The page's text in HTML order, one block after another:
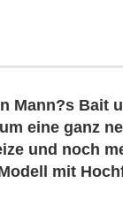
Mann?s Bait
eine ganz
und noch
mit